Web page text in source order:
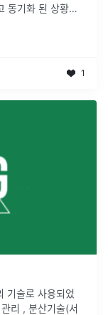
동기화 된 상황을
1
기술로 사용되었
리 , 분산기술(서